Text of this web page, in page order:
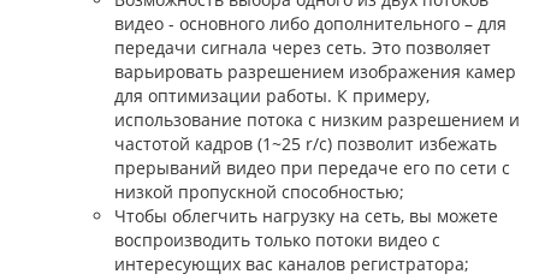
видео - основного либо дополнительного – для
передачи сигнала через сеть. Это позволяет
варьировать разрешением изображения камер
для оптимизации работы. К примеру,
использование потока с низким разрешением и
частотой кадров (1~25 r/c) позволит избежать
прерываний видео при передаче его по сети с
низкой пропускной способностью;
Чтобы облегчить нагрузку на сеть, вы можете
воспроизводить только потоки видео с
интересующих вас каналов регистратора;